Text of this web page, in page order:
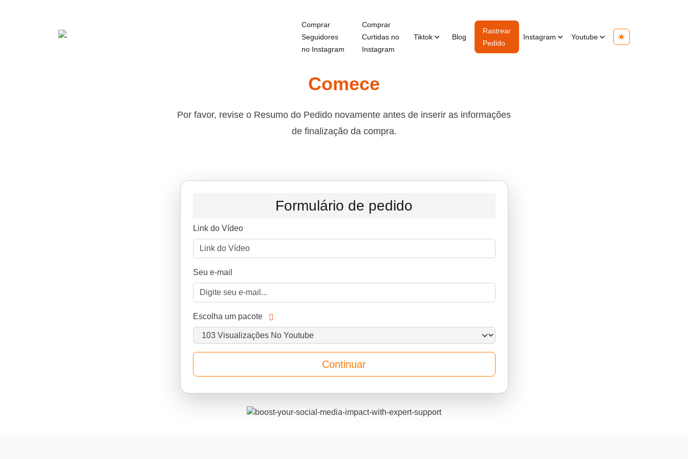
Toggle theme
Comprar
Seguidores
no Instagram
Comprar
Curtidas no
Instagram
Tiktok Blog
Rastrear
Pedido
Instagram Youtube
Comece
Por favor, revise o Resumo do Pedido novamente antes de inserir as informações
de finalização da compra.
Formulário de pedido
Link do Vídeo
Seu e-mail
Escolha um pacote
Continuar